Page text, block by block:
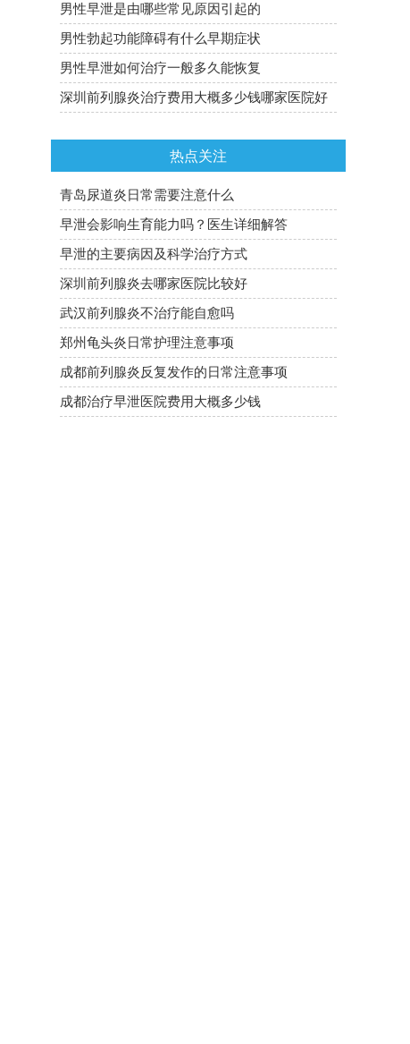
男性早泄是由哪些常见原因引起的
男性勃起功能障碍有什么早期症状
男性早泄如何治疗一般多久能恢复
深圳前列腺炎治疗费用大概多少钱哪家医院好
热点关注
青岛尿道炎日常需要注意什么
早泄会影响生育能力吗？医生详细解答
早泄的主要病因及科学治疗方式
深圳前列腺炎去哪家医院比较好
武汉前列腺炎不治疗能自愈吗
郑州龟头炎日常护理注意事项
成都前列腺炎反复发作的日常注意事项
成都治疗早泄医院费用大概多少钱